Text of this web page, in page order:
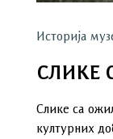
Историја
СЛИКЕ
Слике са
културних